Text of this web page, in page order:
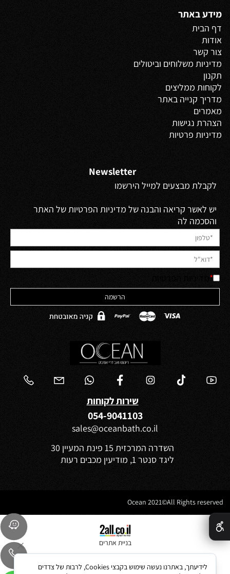
מידע באתר
דף הבית
אודות
צור קשר
מדיניות משלוחים וביטולים
תקנון
לקוחות ממליצים
מדריך קנייה באתר
מאמרים
הצהרת נגישות
מדיניות פרטיות
Newsletter
לקבלת מבצעים למייל הירשמו
יש לאשר קריאה והבנה של מדיניות הפרטיות של האתר
והסכמה לה
*
שירות לקוחות
054-9041103
sales@oceanbath.co.il
השדרה המרכזית 15 פינת המעיין 30
ליגד סנטר 1, מודיעין מכבים רעות
בניית אתרים
לידיעתך, באתרנו נעשה שימוש בקבצי Cookies, לרבות של צדדים